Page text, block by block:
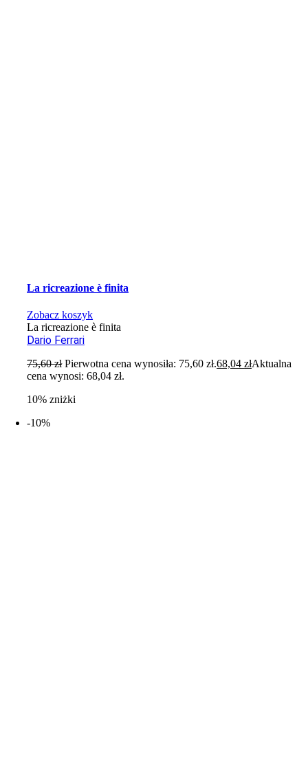
La ricreazione è finita
Zobacz koszyk
La ricreazione è finita
Dario Ferrari
75,60zł Pierwotna cena wynosiła: 75,60 zł.68,04złAktualna
cena wynosi: 68,04 zł.
10% zniżki
-10%